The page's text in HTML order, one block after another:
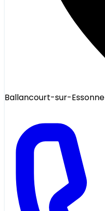
Ballancourt-sur-Essonne